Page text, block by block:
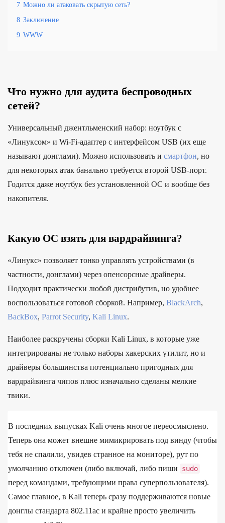
7 Можно ли атаковать скрытую сеть?
8 Заключение
9 WWW
Что нужно для аудита беспроводных
сетей?
Универсальный джентльменский набор: ноутбук с
«Линуксом» и Wi-Fi-адаптер с интерфейсом USB (их еще
называют донглами). Можно использовать и смартфон, но
для некоторых атак банально требуется второй USB-порт.
Годится даже ноутбук без установленной ОС и вообще без
накопителя.
Какую ОС взять для вардрайвинга?
«Линукс» позволяет тонко управлять устройствами (в
частности, донглами) через опенсорсные драйверы.
Подходит практически любой дистрибутив, но удобнее
воспользоваться готовой сборкой. Например, BlackArch,
BackBox, Parrot Security, Kali Linux.
Наиболее раскручены сборки Kali Linux, в которые уже
интегрированы не только наборы хакерских утилит, но и
драйверы большинства потенциально пригодных для
вардрайвинга чипов плюс изначально сделаны мелкие
твики.
В последних выпусках Kali очень многое переосмыслено.
Теперь она может внешне мимикрировать под винду (чтобы
тебя не спалили, увидев странное на мониторе), рут по
умолчанию отключен (либо включай, либо пиши
sudo
перед командами, требующими права суперпользователя).
Самое главное, в Kali теперь сразу поддерживаются новые
донглы стандарта 802.11ac и крайне просто увеличить